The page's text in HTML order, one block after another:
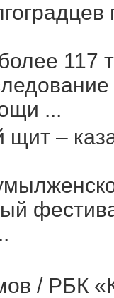
117
...
щит –
/ РБК